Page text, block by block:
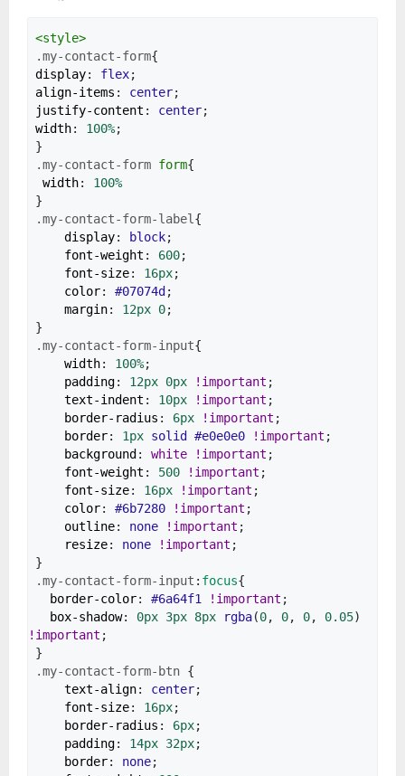
<style>
.my-contact-form{
display: flex;
align-items : center;
justify-content : center;
width: 100%;
}
.my-contact-form form{
width: 100%
}
.my-contact-form-label {
display: block;
font-weight : 600;
font-size: 16px;
color: #07074d ;
margin: 12px 0;
}
.my-contact-form-input{
width: 100%;
padding: 12px 0px !important ;
text-indent : 10px !important ;
border-radius : 6px !important ;
border: 1px solid #e0e0e0 !important ;
background : white !important ;
font-weight : 500 !important ;
font-size: 16px !important ;
color: #6b7280 !important ;
outline: none !important ;
resize: none !important ;
}
.my-contact-form-input : focus{
border-color: #6a64f1 !important ;
box-shadow: 0px 3px 8px rgba(0, 0, 0, 0.05)
!important ;
}
.my-contact-form-btn {
text-align: center;
font-size: 16px;
border-radius : 6px;
padding: 14px 32px;
border: none;